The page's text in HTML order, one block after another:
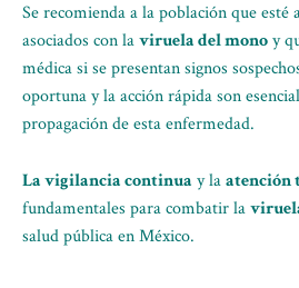
Se recomienda a la población que esté
asociados con laviruela del monoy
médica si se presentan signos
oportuna y la acción rápida son
propagación de esta enfermedad.
La vigilancia continua y laatención
fundamentales para combatir la
salud pública en México.